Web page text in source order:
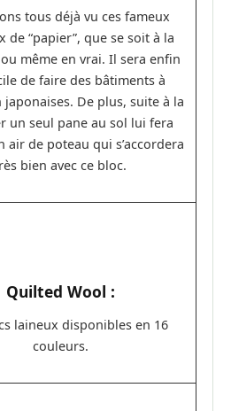
tous déjà vu ces fameux
de “papier”, que se soit à la
même en vrai. Il sera enfin
de faire des bâtiments à
De plus, suite à la
un seul pane au sol lui fera
air de poteau qui s’accordera
bien avec ce bloc.
Quilted Wool :
laineux disponibles en 16
couleurs.